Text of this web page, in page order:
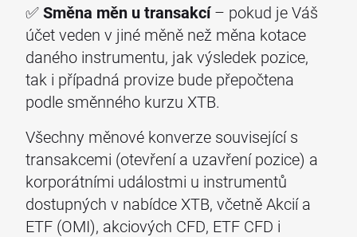
✅Směna měn u transakcí– pokud je Váš
účet veden v jiné měně než měna kotace
daného instrumentu, jak výsledek pozice,
tak i případná provize bude přepočtena
podle směnného kurzu XTB.
Všechny měnové konverze související s
transakcemi (otevření a uzavření pozice) a
korporátními událostmi u instrumentů
dostupných v nabídce XTB, včetně Akcií a
ETF (OMI), akciových CFD, ETF CFD i